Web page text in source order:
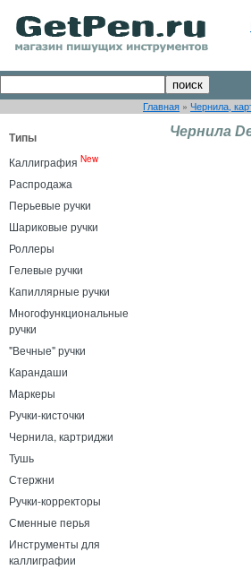
Главная » Чернила,
Типы
Каллиграфия New
Распродажа
Перьевые ручки
Шариковые ручки
Роллеры
Гелевые ручки
Капиллярные ручки
Многофункциональные
ручки
"Вечные" ручки
Карандаши
Маркеры
Ручки-кисточки
Чернила, картриджи
Тушь
Стержни
Ручки-корректоры
Сменные перья
Инструменты для
каллиграфии
Чернила